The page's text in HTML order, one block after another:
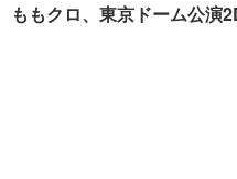
ももクロ、東京ドーム公演